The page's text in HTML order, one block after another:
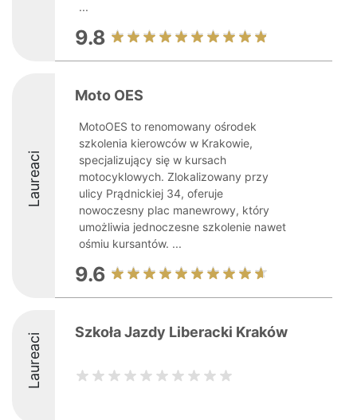
...
9.8
Laureaci
Moto OES
MotoOES to renomowany ośrodek
szkolenia kierowców w Krakowie,
specjalizujący się w kursach
motocyklowych. Zlokalizowany przy
ulicy Prądnickiej 34, oferuje
nowoczesny plac manewrowy, który
umożliwia jednoczesne szkolenie nawet
ośmiu kursantów. ...
9.6
Laureaci Szkoła Jazdy Liberacki Kraków